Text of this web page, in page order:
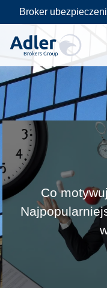
Skip
content
Broker
Baza
wiedzy
Co